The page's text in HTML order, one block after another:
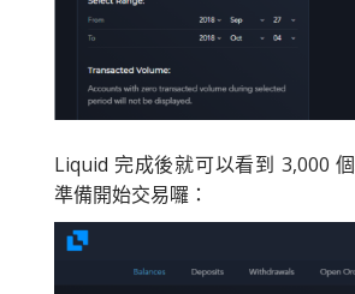
Liquid 完成後就可以看到 3,000
準備開始交易囉：